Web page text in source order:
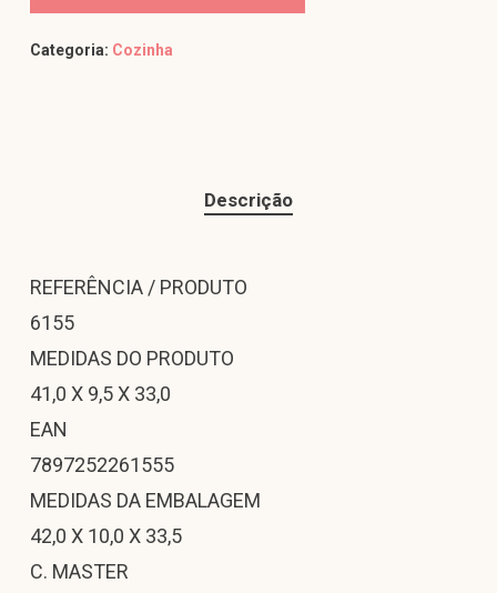
Categoria: Cozinha
Descrição
REFERÊNCIA / PRODUTO
6155
MEDIDAS DO PRODUTO
41,0 X 9,5 X 33,0
EAN
7897252261555
MEDIDAS DA EMBALAGEM
42,0 X 10,0 X 33,5
C. MASTER